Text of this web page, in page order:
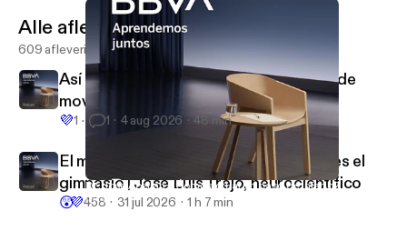
Dr. Jose Abellán: ¿Cómo actuar en caso de infarto?
BBVA Aprendemos juntos
Alle afleveringen
609 afleveringen
Así reacciona tu cuerpo cuando dejas de
moverte | Inés Moreno, traumatóloga
💜1 1 4 aug 2026 48 min
El mejor lugar para hacer ejercicio no es el
gimnasio | José Luis Trejo, neurocientífico
😲💜458 31 jul 2026 1 h 7 min